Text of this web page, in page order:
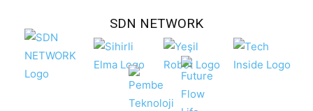
SDN NETWORK